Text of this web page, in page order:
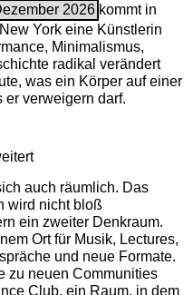
2026 kommt in
York eine Künstlerin
Minimalismus,
radikal verändert
was ein Körper auf einer
er verweigern darf.
auch räumlich. Das
wird nicht bloß
ein zweiter Denkraum.
Ort für Musik, Lectures,
und neue Formate.
zu neuen Communities
Club, ein Raum, in dem